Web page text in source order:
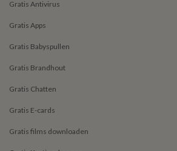
Gratis Antivirus
Gratis Apps
Gratis Babyspullen
Gratis Brandhout
Gratis Chatten
Gratis E-cards
Gratis films downloaden